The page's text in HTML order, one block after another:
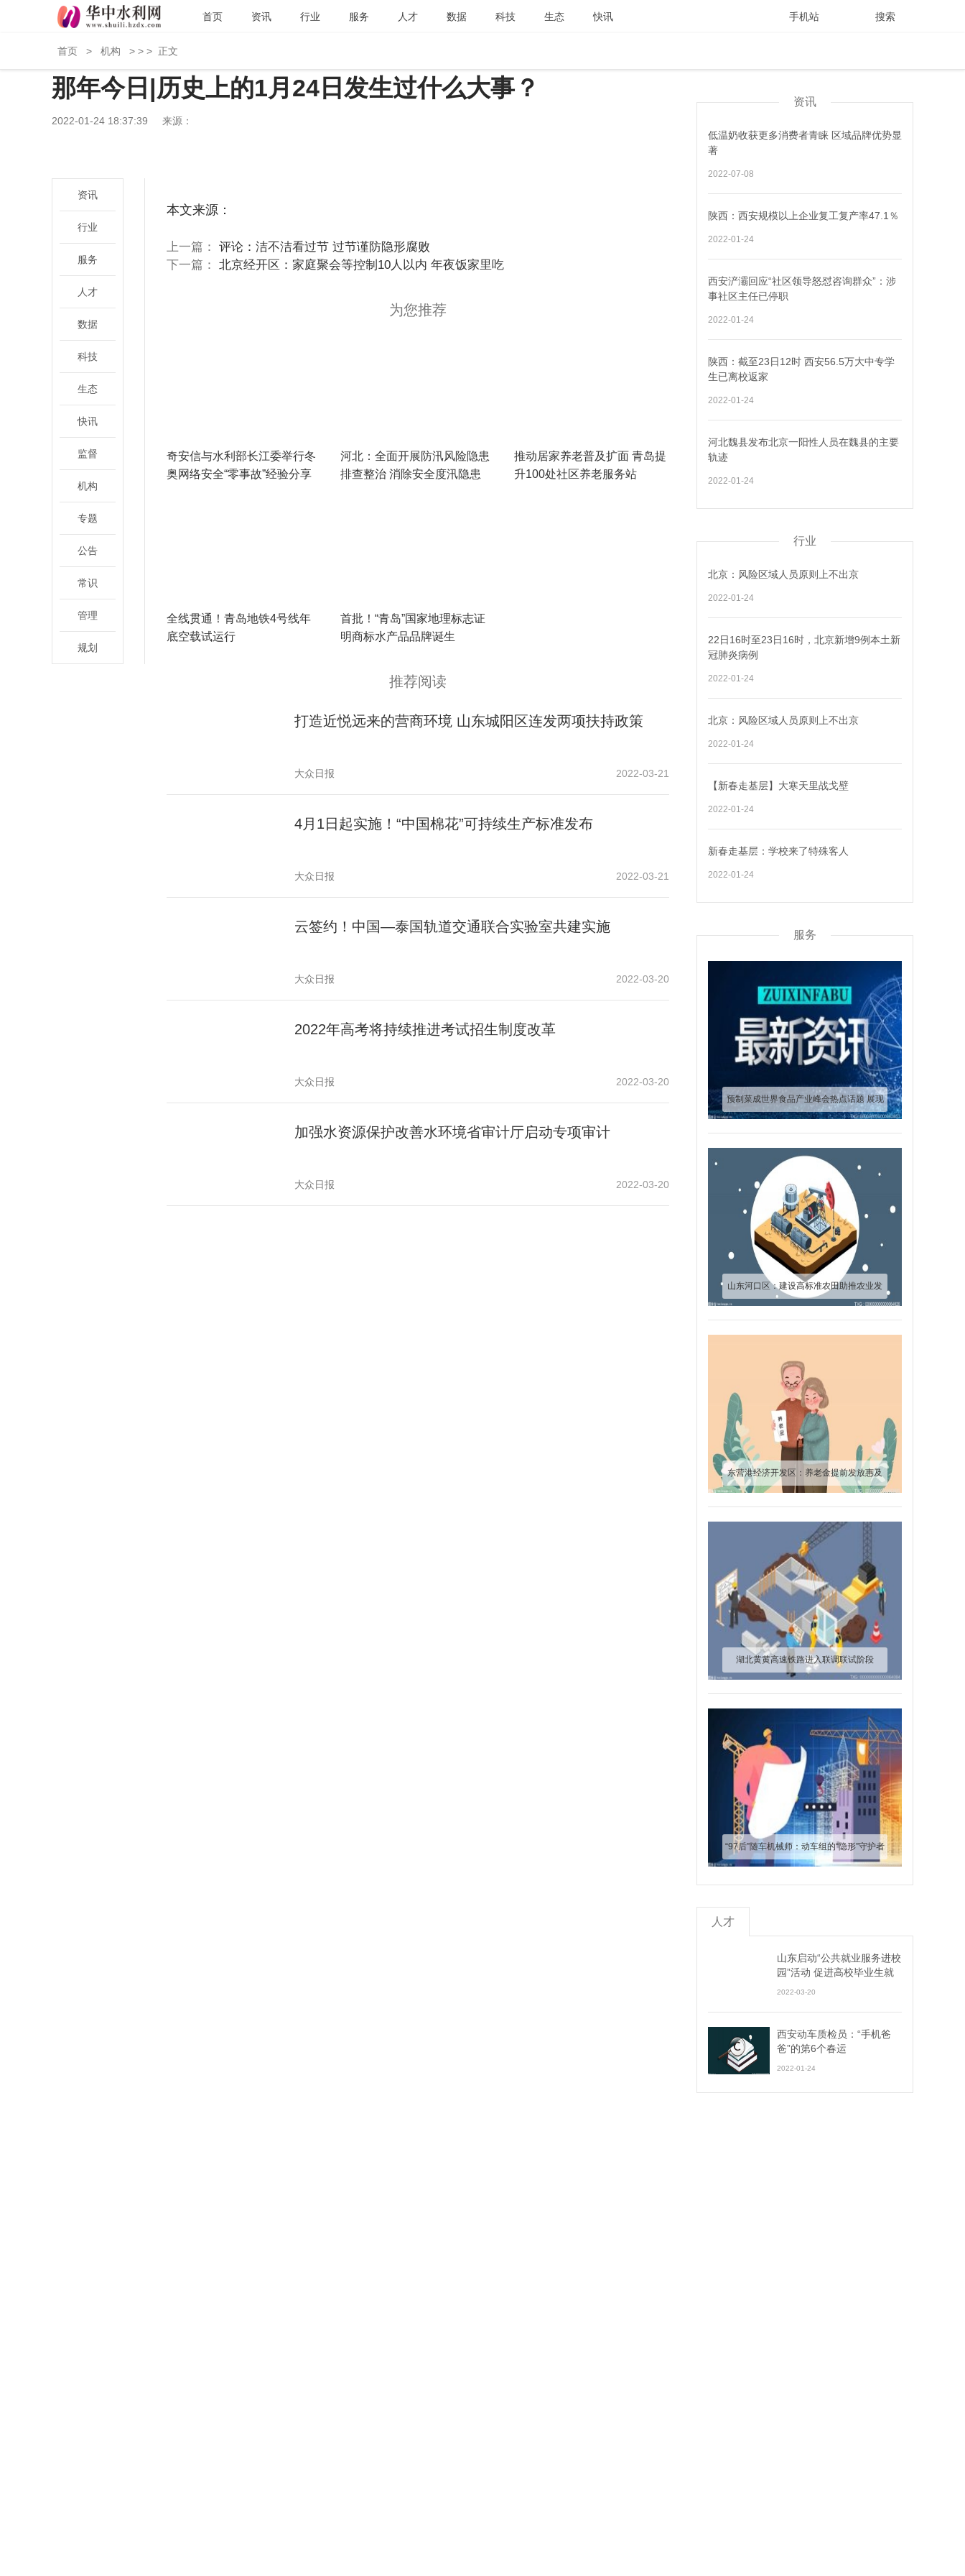
首页 资讯 行业 服务 人才 数据 科技 生态 快讯 手机站 搜索
首页 > 机构 > > > 正文
那年今日|历史上的1月24日发生过什么大事？
2022-01-24 18:37:39 来源：
资讯
行业
服务
人才
数据
科技
生态
快讯
监督
机构
专题
公告
常识
管理
规划
本文来源：
上一篇： 评论：洁不洁看过节 过节谨防隐形腐败
下一篇： 北京经开区：家庭聚会等控制10人以内 年夜饭家里吃
为您推荐
奇安信与水利部长江委举行冬
奥网络安全“零事故”经验分享
河北：全面开展防汛风险隐患
排查整治 消除安全度汛隐患
推动居家养老普及扩面 青岛提
升100处社区养老服务站
全线贯通！青岛地铁4号线年
底空载试运行
首批！“青岛”国家地理标志证
明商标水产品品牌诞生
推荐阅读
打造近悦远来的营商环境 山东城阳区连发两项扶持政策
大众日报 2022-03-21
4月1日起实施！“中国棉花”可持续生产标准发布
大众日报 2022-03-21
云签约！中国—泰国轨道交通联合实验室共建实施
大众日报 2022-03-20
2022年高考将持续推进考试招生制度改革
大众日报 2022-03-20
加强水资源保护改善水环境省审计厅启动专项审计
大众日报 2022-03-20
资讯
低温奶收获更多消费者青睐 区域品牌优势显
著
2022-07-08
陕西：西安规模以上企业复工复产率47.1％
2022-01-24
西安浐灞回应“社区领导怒怼咨询群众”：涉
事社区主任已停职
2022-01-24
陕西：截至23日12时 西安56.5万大中专学
生已离校返家
2022-01-24
河北魏县发布北京一阳性人员在魏县的主要
轨迹
2022-01-24
行业
北京：风险区域人员原则上不出京
2022-01-24
22日16时至23日16时，北京新增9例本土新
冠肺炎病例
2022-01-24
北京：风险区域人员原则上不出京
2022-01-24
【新春走基层】大寒天里战戈壁
2022-01-24
新春走基层：学校来了特殊客人
2022-01-24
服务
预制菜成世界食品产业峰会热点话题 展现
山东河口区：建设高标准农田助推农业发
东营港经济开发区：养老金提前发放惠及
湖北黄黄高速铁路进入联调联试阶段
“97后”随车机械师：动车组的“隐形”守护者
人才
山东启动“公共就业服务进校
园”活动 促进高校毕业生就
2022-03-20
西安动车质检员：“手机爸
爸”的第6个春运
2022-01-24